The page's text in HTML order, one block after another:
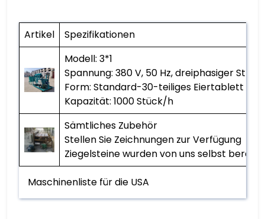
Artikel
Spezifikationen
Modell: 3*1
Spannung: 380 V, 50 Hz, dreiphasiger Strom
Form: Standard-30-teiliges Eiertablett
Kapazität: 1000 Stück/h
Sämtliches Zubehör
Stellen Sie Zeichnungen zur Verfügung
Ziegelsteine ​​wurden von uns selbst
Maschinenliste für die USA